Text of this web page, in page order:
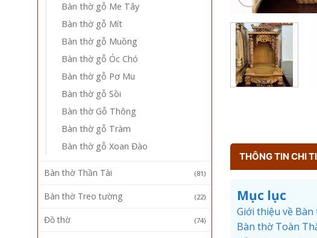
Bàn thờ gỗ Me Tây
Bàn thờ gỗ Mít
Bàn thờ gỗ Muồng
Bàn thờ gỗ Óc Chó
Bàn thờ gỗ Pơ Mu
Bàn thờ gỗ Sồi
Bàn thờ Gỗ Thông
Bàn thờ gỗ Tràm
Bàn thờ gỗ Xoan Đào
Bàn thờ Thần Tài (81)
Bàn thờ Treo tường (22)
Đồ thờ (74)
THÔNG TIN CHI
Mục lục
Giới thiệu về
Bàn thờ Toàn